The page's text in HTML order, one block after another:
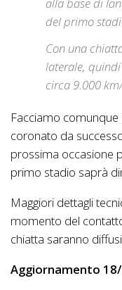
del primo
Con una
laterale,
circa 9.000
Facciamo comunque
coronato da
prossima occasione
primo stadio saprà
Maggiori dettagli
momento del
chiatta saranno
Aggiornamento